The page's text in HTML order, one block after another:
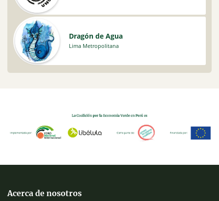
Dragón de Agua
Lima Metropolitana
Acerca de nosotros